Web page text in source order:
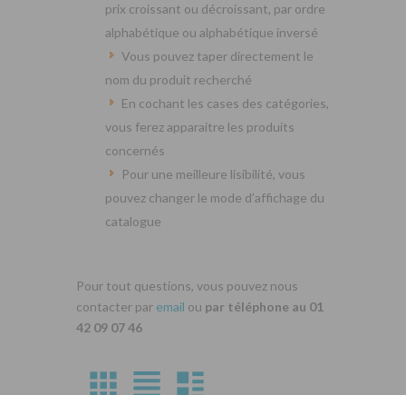
prix croissant ou décroissant, par ordre
alphabétique ou alphabétique inversé
Vous pouvez taper directement le
nom du produit recherché
En cochant les cases des catégories,
vous ferez apparaitre les produits
concernés
Pour une meilleure lisibilité, vous
pouvez changer le mode d’affichage du
catalogue
Pour tout questions, vous pouvez nous
contacter par email ou par téléphone au 01
42 09 07 46